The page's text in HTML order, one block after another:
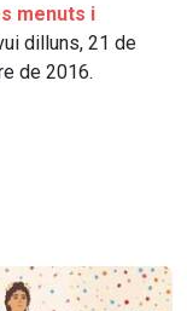
menuts i
dilluns, 21 de
de 2016.